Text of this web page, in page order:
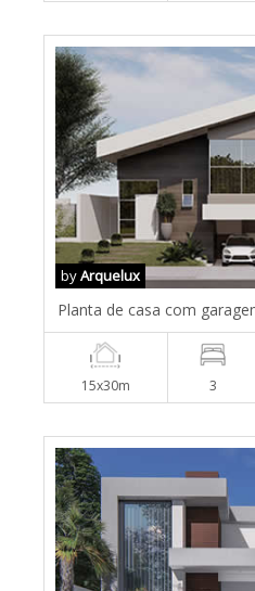
byArquelux
Planta de casa com
15x30m 3